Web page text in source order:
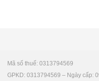
Mã số thuế: 0313794569
GPKD: 0313794569 – Ngày cấp: